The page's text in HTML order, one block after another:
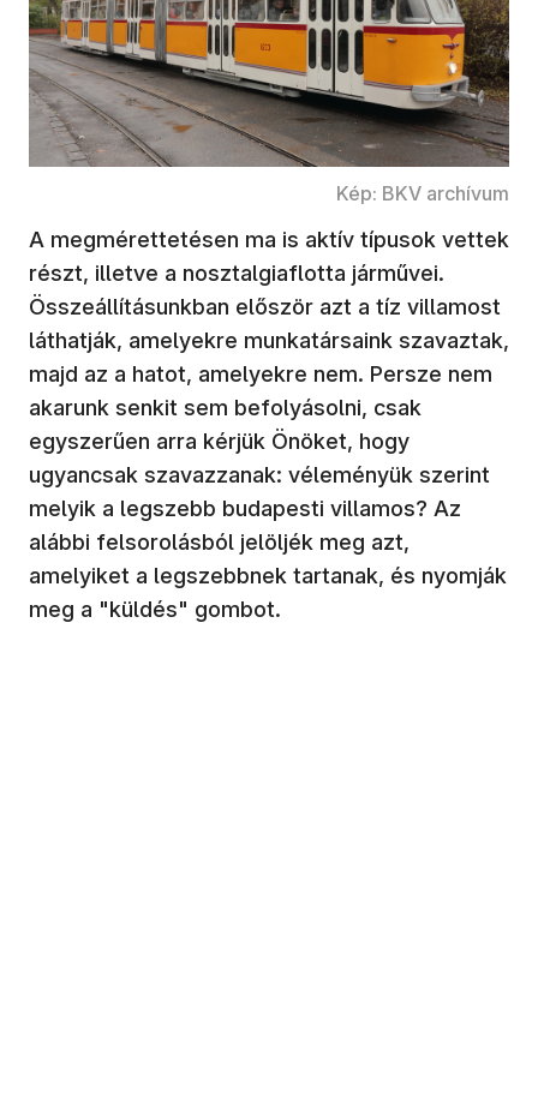
Kép: BKV archívum
A megmérettetésen ma is aktív típusok vettek
részt, illetve a nosztalgiaflotta járművei.
Összeállításunkban először azt a tíz villamost
láthatják, amelyekre munkatársaink szavaztak,
majd az a hatot, amelyekre nem. Persze nem
akarunk senkit sem befolyásolni, csak
egyszerűen arra kérjük Önöket, hogy
ugyancsak szavazzanak: véleményük szerint
melyik a legszebb budapesti villamos? Az
alábbi felsorolásból jelöljék meg azt,
amelyiket a legszebbnek tartanak, és nyomják
meg a "küldés" gombot.